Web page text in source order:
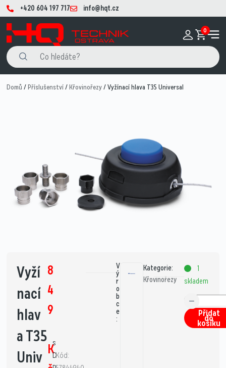
+420 604 197 717 info@hqt.cz
0
Domů /Příslušenství/Křovinořezy/ Vyžínací hlava T35 Universal
Vyží
nací
hlav
a T35
Univ
8
4
9
Ks
DKód:
V
ý
r
o
b
c
e
:
Kategorie:
Křovinořezy
1
skladem
Přidat
do
košíku